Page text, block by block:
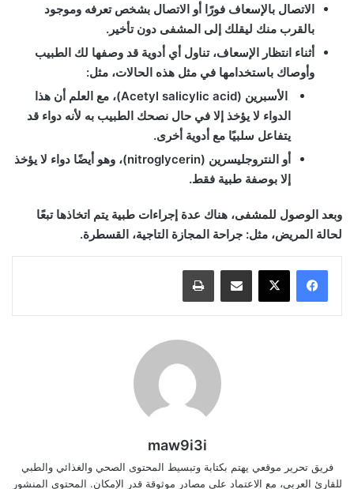
الاتصال بالإسعاف فورًا أو الاتصال بشخص تعرفه وموجود
بالقرب منك ليقلك إلى المشفى دون تأخير.
أثناء انتظار الإسعاف، تناول أي أدوية قد وصفها لك الطبيب
وأوصاك باستخدامها في مثل هذه الحالات، مثل:
الأسبرين (Acetyl salicylic acid)، مع العلم أن هذا
الدواء لا يؤخذ إلا في حال نصحك الطبيب به لأنه دواء قد
يتفاعل سلبيًا مع أدوية أخرى.
أو النتروجليسرين (nitroglycerin)، وهو أيضًا دواء لا يؤخذ
إلا بوصفة طبية فقط.
وبعد الوصول للمشفى، هناك عدة إجراءات طبية يتم اتخاذها تبعًا
لحالة المريض، مثل: جراحة المجازة التاجية، القسطرة.
مشاركة عبر البريد طباعة
maw9i3i
فريق تحرير موقعي يهتم بكتابة وتبسيط المحتوى الصحي والغذائي والطبي
للقارئ العربي، مع الاعتماد على مصادر موثوقة قدر الإمكان. المحتوى المنشور